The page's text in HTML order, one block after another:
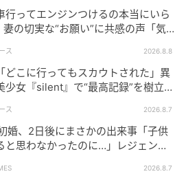
大学店 オープン日時：2026年
：兵庫県神戸市灘区六甲台町1-
※授業のある期間の平日のみ
新別府店 オープン日時：2026
所：宮崎県宮崎市新別府町江ノ
22:00 ※オープン日時・営業
なる場合があります。
行ってエンジンつけるの本当にいら
の切実な“お願い”に共感の声「気
ス 2026.8.8
どこに行ってもスカウトされた」異
少女『silent』で“最高記録”を樹立し
ス 2026.8.7
婚、2日後にまさかの出来事「子供
と思わなかったのに…」レジェンド
2026.8.7